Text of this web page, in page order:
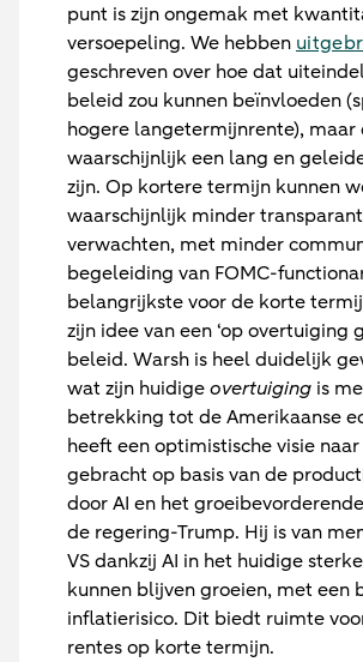
punt is zijn ongemak met
versoepeling. We hebben
geschreven over hoe dat
beleid zou kunnen beïnvloeden
hogere langetermijnrente), maar
waarschijnlijk een lang en
zijn. Op kortere termijn kunnen
waarschijnlijk minder
verwachten, met minder
begeleiding van FOMC-
belangrijkste voor de korte
zijn idee van een ‘op overtuiging
beleid. Warsh is heel duidelijk
wat zijn huidigeovertuiging is
betrekking tot de Amerikaanse
heeft een optimistische visie
gebracht op basis van de
door AI en het
de regering-Trump. Hij is van
VS dankzij AI in het huidige
kunnen blijven groeien, met een
inflatierisico. Dit biedt ruimte
rentes op korte termijn.